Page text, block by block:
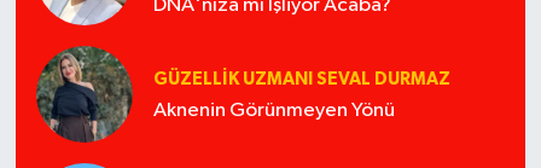
DNA'nıza mı İşliyor Acaba?
GÜZELLIK UZMANI SEVAL DURMAZ
Aknenin Görünmeyen Yönü